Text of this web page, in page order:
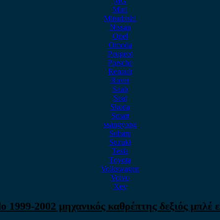
Mini
Mitsubishi
Nissan
Opel
Omoda
Peugeot
Porsche
Renault
Rover
Saab
Seat
Skoda
Smart
ssangyong
Subaru
Suzuki
Tesla
Toyota
Volkswagen
Volvo
Xev
1999-2002 μηχανικός καθρέπτης δεξιός μπλέ